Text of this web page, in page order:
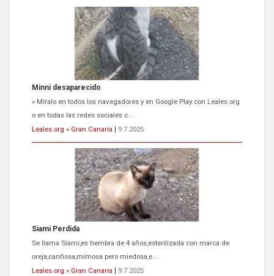
Siami Perdida
Se llama Siami,es hembra de 4 años,esterilizada con marca de
oreja,cariñosa,mimosa pero miedosa,e...
Leales.org » Gran Canaria
9.7.2025
ADOPCIÓN URGENTE GATA TEROR GRAN CANARIA
El ayuntamiento se va a llevar a Los Gatos callejeros de la zona los
próximos días, ella incluida...
Leales.org » Gran Canaria
9.7.2025